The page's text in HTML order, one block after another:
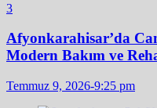
3
Afyonkarahisar’da
Modern Bakım ve
Temmuz 9, 2026-9:25 pm